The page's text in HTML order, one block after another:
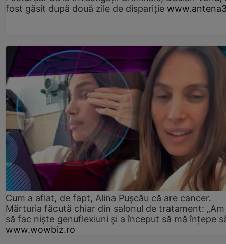
fost găsit după două zile de dispariţie
Cum a aflat, de fapt, Alina Pușcău că are cancer.
Mărturia făcută chiar din salonul de tratament:
să fac niște genuflexiuni și a început să mă înțepe
www.wowbiz.ro